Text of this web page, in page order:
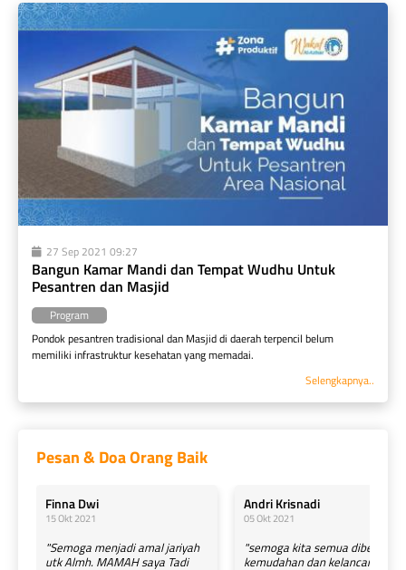
27 Sep 2021 09:27
Bangun Kamar Mandi dan Tempat Wudhu Untuk
Pesantren dan Masjid
Program
Pondok pesantren tradisional dan Masjid di daerah terpencil belum
Selengkapnya..
Pesan & Doa Orang Baik
Finna Dwi
15 Okt 2021
"Semoga menjadi amal jariyah
utk Almh. MAMAH saya Tadi
Andri Krisnadi
05 Okt 2021
"semoga kita semua diberi
kemudahan dan kelancaran